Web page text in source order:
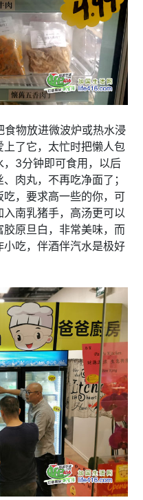
食物放进微波炉或热水浸
了它，太忙时把懒人包
3分钟即可食用，以后
肉丸，不再吃净面了；
，要求高一些的你，可
南乳猪手，高汤更可以
原旦白，非常美味，而
吃，伴酒伴汽水是极好